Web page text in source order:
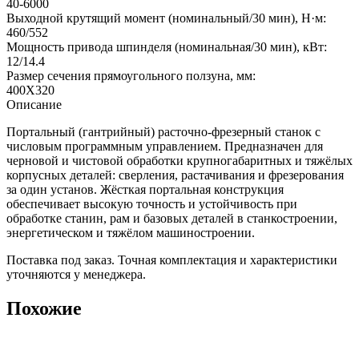
40-6000
Выходной крутящий момент (номинальный/30 мин), Н·м:
460/552
Мощность привода шпинделя (номинальная/30 мин), кВт:
12/14.4
Размер сечения прямоугольного ползуна, мм:
400X320
Описание
Портальный (гантрийный) расточно-фрезерный станок с
числовым программным управлением. Предназначен для
черновой и чистовой обработки крупногабаритных и тяжёлых
корпусных деталей: сверления, растачивания и фрезерования
за один установ. Жёсткая портальная конструкция
обеспечивает высокую точность и устойчивость при
обработке станин, рам и базовых деталей в станкостроении,
энергетическом и тяжёлом машиностроении.
Поставка под заказ. Точная комплектация и характеристики
уточняются у менеджера.
Похожие